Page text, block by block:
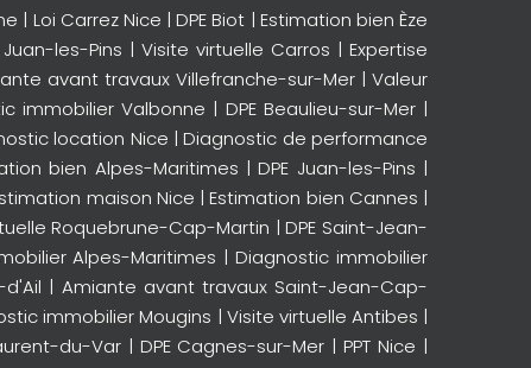
| Loi Carrez Nice |DPE Biot | Estimation bien Èze
les-Pins | Visite virtuelle Carros |Expertise
avant travaux Villefranche-sur-Mer | Valeur
immobilier Valbonne | DPE Beaulieu-sur-Mer|
location Nice |Diagnostic de performance
bien Alpes-Maritimes |DPE Juan-les-Pins |
maison Nice |Estimation bien Cannes |
Roquebrune-Cap-Martin |DPE Saint-Jean-
Alpes-Maritimes |Diagnostic immobilier
| Amiante avant travaux Saint-Jean-Cap-
immobilier Mougins | Visite virtuelle Antibes |
du-Var| DPE Cagnes-sur-Mer |PPT Nice |